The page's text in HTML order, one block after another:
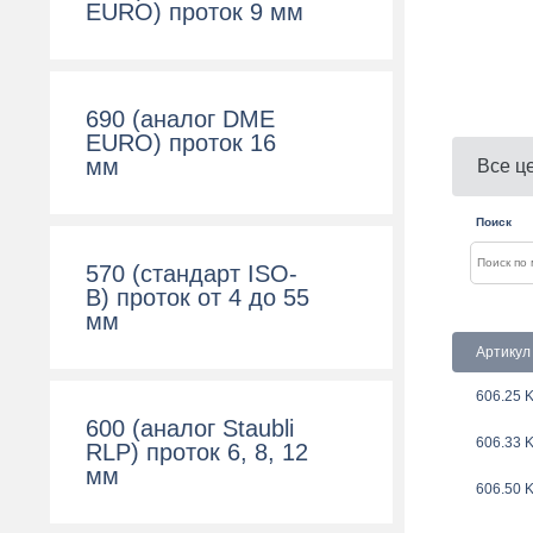
EURO) проток 9 мм
690 (аналог DME
EURO) проток 16
мм
570 (cтандарт ISO-
B) проток от 4 до 55
мм
600 (aналог Staubli
RLP) проток 6, 8, 12
мм
Все
Поиск
Артикул
606.25
606.33
606.50